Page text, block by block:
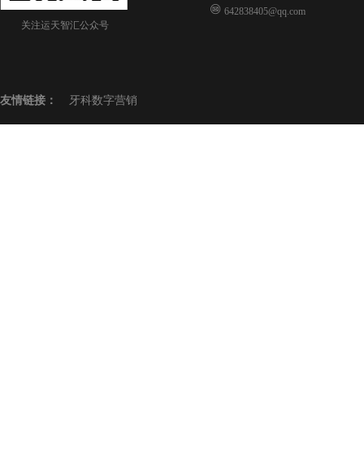
关注运天智汇公众号
642838405@qq.com
友情链接： 牙科数字营销